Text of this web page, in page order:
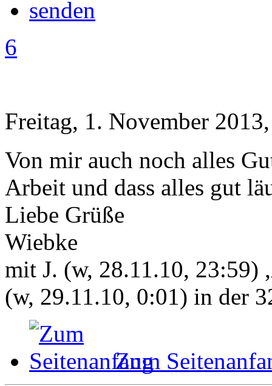
6
Freitag, 1. November
Von mir auch noch alles
Arbeit und dass alles gut
Liebe Grüße
Wiebke
mit J. (w, 28.11.10, 23:59)
(w, 29.11.10, 0:01) in der
Zum